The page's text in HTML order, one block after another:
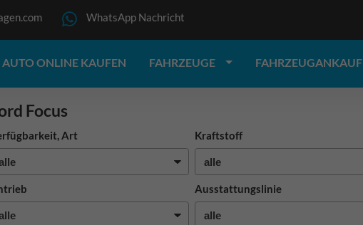
WhatsApp Nachricht
AUTO ONLINE KAUFEN FAHRZEUGE FAHRZEUGANKAUF
Focus
Art Kraftstoff
Ausstattungslinie